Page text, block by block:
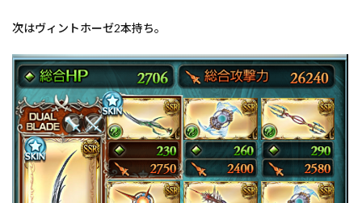
次はヴィントホーゼ2本持ち。